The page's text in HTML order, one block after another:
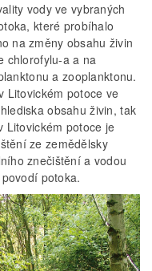
vody ve vybraných
které probíhalo
na změny obsahu živin
chlorofylu-a a na
a zooplanktonu.
Litovickém potoce ve
obsahu živin, tak
Litovickém potoce je
ze zemědělsky
znečištění a vodou
potoka.